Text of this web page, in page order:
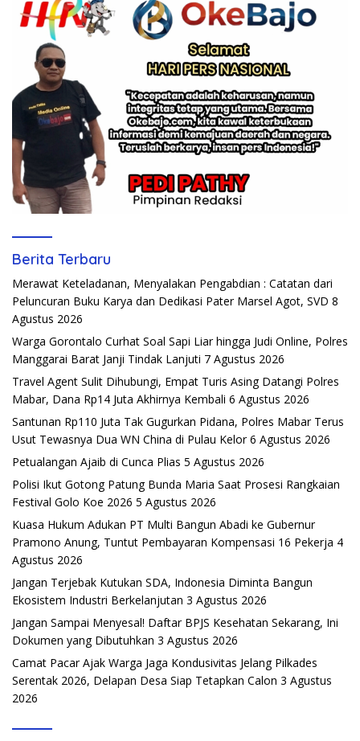
Berita Terbaru
Merawat Keteladanan, Menyalakan Pengabdian : Catatan dari
Peluncuran Buku Karya dan Dedikasi Pater Marsel Agot, SVD 8
Agustus 2026
Warga Gorontalo Curhat Soal Sapi Liar hingga Judi Online, Polres
Manggarai Barat Janji Tindak Lanjuti 7 Agustus 2026
Travel Agent Sulit Dihubungi, Empat Turis Asing Datangi Polres
Mabar, Dana Rp14 Juta Akhirnya Kembali 6 Agustus 2026
Santunan Rp110 Juta Tak Gugurkan Pidana, Polres Mabar Terus
Usut Tewasnya Dua WN China di Pulau Kelor 6 Agustus 2026
Petualangan Ajaib di Cunca Plias 5 Agustus 2026
Polisi Ikut Gotong Patung Bunda Maria Saat Prosesi Rangkaian
Festival Golo Koe 2026 5 Agustus 2026
Kuasa Hukum Adukan PT Multi Bangun Abadi ke Gubernur
Pramono Anung, Tuntut Pembayaran Kompensasi 16 Pekerja 4
Agustus 2026
Jangan Terjebak Kutukan SDA, Indonesia Diminta Bangun
Ekosistem Industri Berkelanjutan 3 Agustus 2026
Jangan Sampai Menyesal! Daftar BPJS Kesehatan Sekarang, Ini
Dokumen yang Dibutuhkan 3 Agustus 2026
Camat Pacar Ajak Warga Jaga Kondusivitas Jelang Pilkades
Serentak 2026, Delapan Desa Siap Tetapkan Calon 3 Agustus
2026